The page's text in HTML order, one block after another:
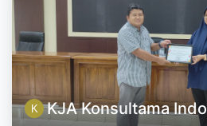
KJA Konsultama